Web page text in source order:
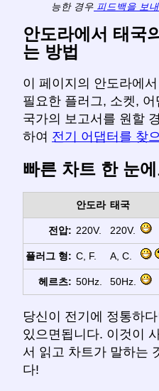
능한 경우 피드백을 보
안도라에서 태국
는 방법
이 페이지의 안도라에
필요한 플러그, 소켓,
국가의 보고서를 원할
하여 전기 어댑터를 찾
빠른 차트 한 눈에
안도라 태국
전압: 220V. 220V.
플러그 형: C, F. A, C.
헤르츠: 50Hz. 50Hz.
당신이 전기에 정통하
있으면됩니다. 이것이
서 읽고 차트가 말하는
다!